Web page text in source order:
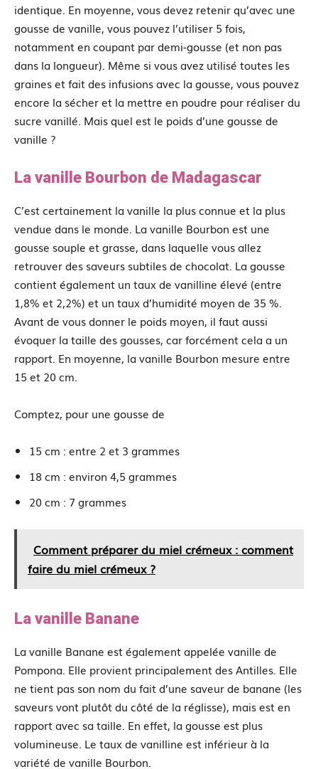
identique. En moyenne, vous devez retenir qu’avec une
gousse de vanille, vous pouvez l’utiliser 5 fois,
notamment en coupant par demi-gousse (et non pas
dans la longueur). Même si vous avez utilisé toutes les
graines et fait des infusions avec la gousse, vous pouvez
encore la sécher et la mettre en poudre pour réaliser du
sucre vanillé. Mais quel est le poids d’une gousse de
vanille ?
La vanille Bourbon de Madagascar
C’est certainement la vanille la plus connue et la plus
vendue dans le monde. La vanille Bourbon est une
gousse souple et grasse, dans laquelle vous allez
retrouver des saveurs subtiles de chocolat. La gousse
contient également un taux de vanilline élevé (entre
1,8% et 2,2%) et un taux d’humidité moyen de 35 %.
Avant de vous donner le poids moyen, il faut aussi
évoquer la taille des gousses, car forcément cela a un
rapport. En moyenne, la vanille Bourbon mesure entre
15 et 20 cm.
Comptez, pour une gousse de
15 cm : entre 2 et 3 grammes
18 cm : environ 4,5 grammes
20 cm : 7 grammes
Comment préparer du miel crémeux : comment
faire du miel crémeux ?
La vanille Banane
La vanille Banane est également appelée vanille de
Pompona. Elle provient principalement des Antilles. Elle
ne tient pas son nom du fait d’une saveur de banane (les
saveurs vont plutôt du côté de la réglisse), mais est en
rapport avec sa taille. En effet, la gousse est plus
volumineuse. Le taux de vanilline est inférieur à la
variété de vanille Bourbon.